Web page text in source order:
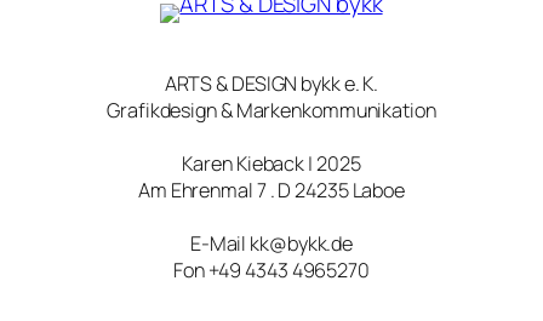
ARTS & DESIGN bykk e. K.
Grafikdesign & Markenkommunikation
Karen Kieback | 2025
Am Ehrenmal 7 . D 24235 Laboe
E-Mail kk@bykk.de
Fon +49 4343 4965270